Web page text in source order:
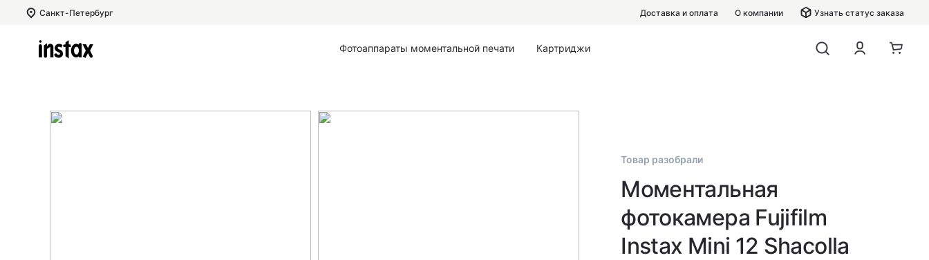
Санкт-Петербург Доставка и оплата О компании Узнать статус заказа
Фотоаппараты моментальной печати Картриджи
Товар разобрали
Моментальная
фотокамера Fujifilm
Instax Mini 12 Shacolla